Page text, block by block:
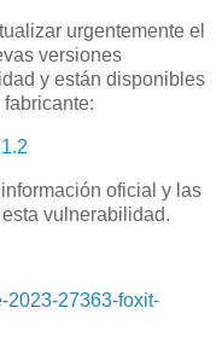
urgentemente el
versiones
y están disponibles
oficial y las
vulnerabilidad.
2023-27363-foxit-